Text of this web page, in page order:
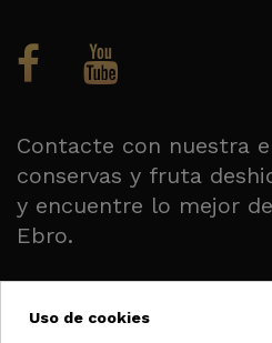
Contacte con nuestra
conservas y fruta
y encuentre lo mejor
Ebro.
Uso de cookies